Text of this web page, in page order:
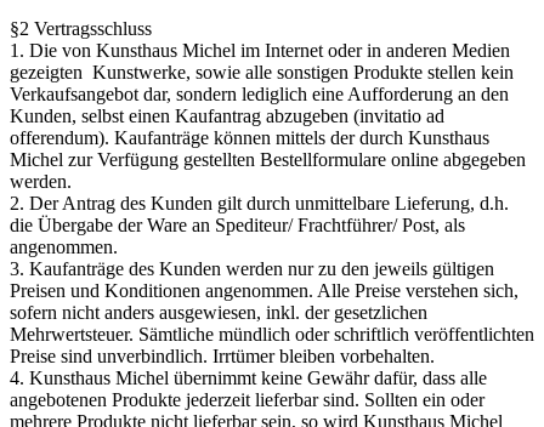
§2 Vertragsschluss
1. Die von Kunsthaus Michel im Internet oder in anderen Medien
gezeigten Kunstwerke, sowie alle sonstigen Produkte stellen kein
Verkaufsangebot dar, sondern lediglich eine Aufforderung an den
Kunden, selbst einen Kaufantrag abzugeben (invitatio ad
offerendum). Kaufanträge können mittels der durch Kunsthaus
Michel zur Verfügung gestellten Bestellformulare online abgegeben
werden.
2. Der Antrag des Kunden gilt durch unmittelbare Lieferung, d.h.
die Übergabe der Ware an Spediteur/ Frachtführer/ Post, als
angenommen.
3. Kaufanträge des Kunden werden nur zu den jeweils gültigen
Preisen und Konditionen angenommen. Alle Preise verstehen sich,
sofern nicht anders ausgewiesen, inkl. der gesetzlichen
Mehrwertsteuer. Sämtliche mündlich oder schriftlich veröffentlichten
Preise sind unverbindlich. Irrtümer bleiben vorbehalten.
4. Kunsthaus Michel übernimmt keine Gewähr dafür, dass alle
angebotenen Produkte jederzeit lieferbar sind. Sollten ein oder
mehrere Produkte nicht lieferbar sein, so wird Kunsthaus Michel